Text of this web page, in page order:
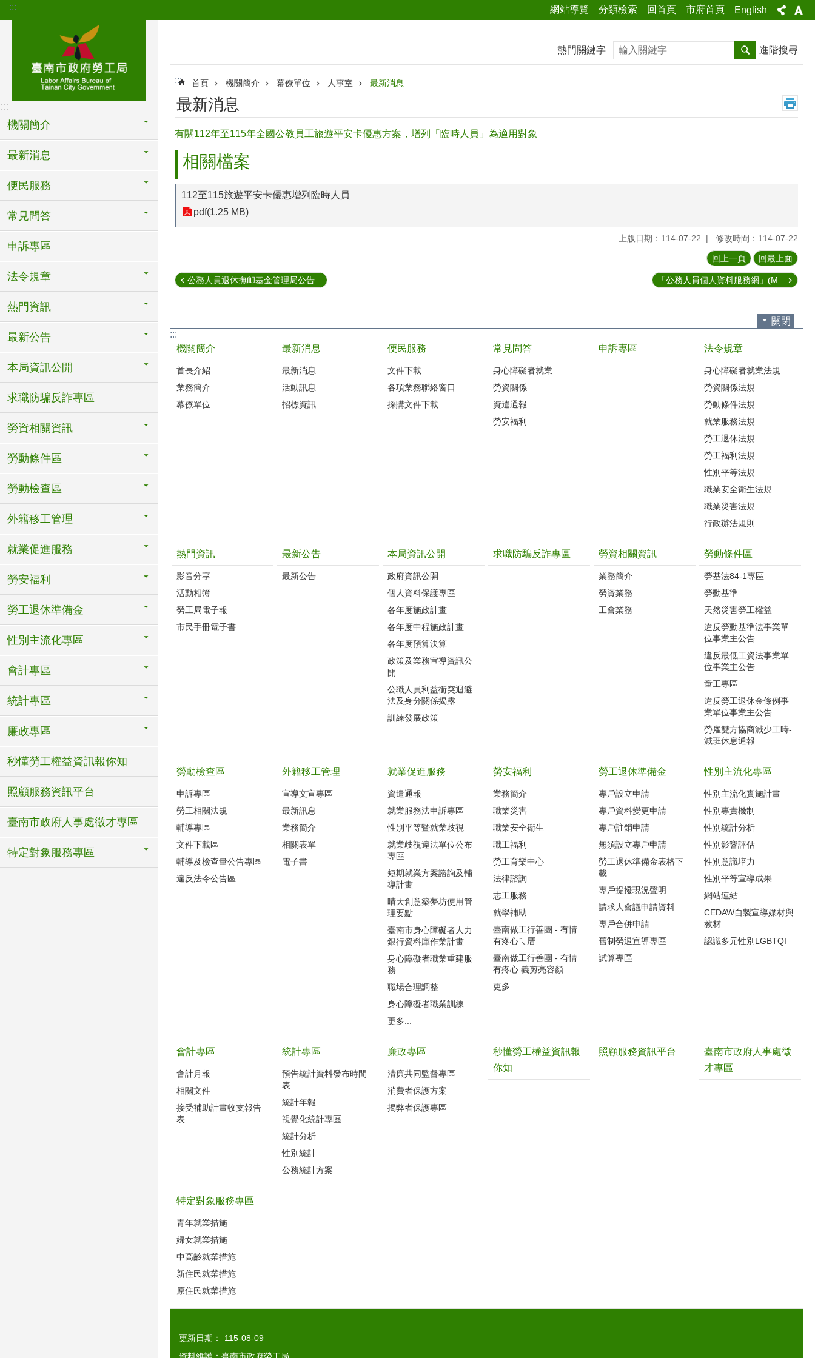
跳到主要內容區塊
::: 網站導覽 分類檢索 回首頁 市府首頁 English
:::
機關簡介
最新消息
便民服務
常見問答
申訴專區
法令規章
熱門資訊
最新公告
本局資訊公開
求職防騙反詐專區
勞資相關資訊
勞動條件區
勞動檢查區
外籍移工管理
就業促進服務
勞安福利
勞工退休準備金
性別主流化專區
會計專區
統計專區
廉政專區
秒懂勞工權益資訊報你知
照顧服務資訊平台
臺南市政府人事處徵才專區
特定對象服務專區
熱門關鍵字 搜尋 進階搜尋
::: 首頁 機關簡介 幕僚單位 人事室 最新消息
最新消息
有關112年至115年全國公教員工旅遊平安卡優惠方案，增列「臨時人員」為適用對象
相關檔案
112至115旅遊平安卡優惠增列臨時人員
pdf(1.25 MB)
上版日期：114-07-22 修改時間：114-07-22
回上一頁 回最上面
公務人員退休撫卹基金管理局公告... 「公務人員個人資料服務網」(M...
關閉
:::
機關簡介
首長介紹
業務簡介
幕僚單位
最新消息
最新消息
活動訊息
招標資訊
便民服務
文件下載
各項業務聯絡窗口
採購文件下載
常見問答
身心障礙者就業
勞資關係
資遣通報
勞安福利
申訴專區 法令規章
身心障礙者就業法規
勞資關係法規
勞動條件法規
就業服務法規
勞工退休法規
勞工福利法規
性別平等法規
職業安全衛生法規
職業災害法規
行政辦法規則
熱門資訊
影音分享
活動相簿
勞工局電子報
市民手冊電子書
最新公告
最新公告
本局資訊公開
政府資訊公開
個人資料保護專區
各年度施政計畫
各年度中程施政計畫
各年度預算決算
政策及業務宣導資訊公
開
公職人員利益衝突迴避
法及身分關係揭露
訓練發展政策
求職防騙反詐專區 勞資相關資訊
業務簡介
勞資業務
工會業務
勞動條件區
勞基法84-1專區
勞動基準
天然災害勞工權益
違反勞動基準法事業單
位事業主公告
違反最低工資法事業單
位事業主公告
童工專區
違反勞工退休金條例事
業單位事業主公告
勞雇雙方協商減少工時-
減班休息通報
勞動檢查區
申訴專區
勞工相關法規
輔導專區
文件下載區
輔導及檢查量公告專區
違反法令公告區
外籍移工管理
宣導文宣專區
最新訊息
業務簡介
相關表單
電子書
就業促進服務
資遣通報
就業服務法申訴專區
性別平等暨就業歧視
就業歧視違法單位公布
專區
短期就業方案諮詢及輔
導計畫
晴天創意築夢坊使用管
理要點
臺南市身心障礙者人力
銀行資料庫作業計畫
身心障礙者職業重建服
務
職場合理調整
身心障礙者職業訓練
更多...
勞安福利
業務簡介
職業災害
職業安全衛生
職工福利
勞工育樂中心
法律諮詢
志工服務
就學補助
臺南做工行善團 - 有情
有疼心ㄟ厝
臺南做工行善團 - 有情
有疼心 義剪亮容顏
更多...
勞工退休準備金
專戶設立申請
專戶資料變更申請
專戶註銷申請
無須設立專戶申請
勞工退休準備金表格下
載
專戶提撥現況聲明
請求人會議申請資料
專戶合併申請
舊制勞退宣導專區
試算專區
性別主流化專區
性別主流化實施計畫
性別專責機制
性別統計分析
性別影響評估
性別意識培力
性別平等宣導成果
網站連結
CEDAW自製宣導媒材與
教材
認識多元性別LGBTQI
會計專區
會計月報
相關文件
接受補助計畫收支報告
表
統計專區
預告統計資料發布時間
表
統計年報
視覺化統計專區
統計分析
性別統計
公務統計方案
廉政專區
清廉共同監督專區
消費者保護方案
揭弊者保護專區
秒懂勞工權益資訊報
你知
照顧服務資訊平台
臺南市政府人事處徵
才專區
特定對象服務專區
青年就業措施
婦女就業措施
中高齡就業措施
新住民就業措施
原住民就業措施
更新日期：
115-08-09
資料維護：臺南市政府勞工局